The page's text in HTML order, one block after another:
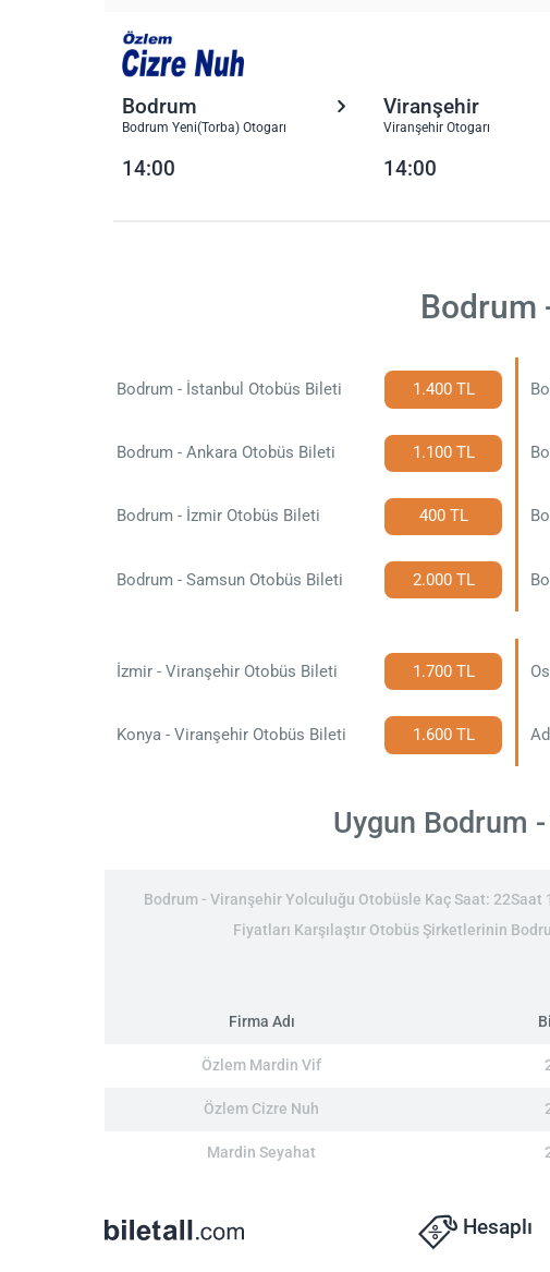
Bodrum
Bodrum Yeni(Torba) Otogarı
Viranşehir
Viranşehir Otogarı
14:00 14:00
Bodrum
Bodrum - İstanbul Otobüs Bileti 1.400 TL
Bodrum - Ankara Otobüs Bileti 1.100 TL
Bodrum - İzmir Otobüs Bileti 400 TL
Bodrum - Samsun Otobüs Bileti 2.000 TL
İzmir - Viranşehir Otobüs Bileti 1.700 TL
Konya - Viranşehir Otobüs Bileti 1.600 TL
Uygun Bodrum
Bodrum - Viranşehir Yolculuğu Otobüsle Kaç Saat:
Fiyatları Karşılaştır Otobüs Şirketlerinin
Firma Adı
Özlem Mardin Vif
Özlem Cizre Nuh
Mardin Seyahat
Hesaplı